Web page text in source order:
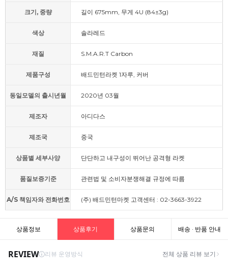
크기, 중량 길이 675mm, 무게 4U (84±3g)
색상 솔라레드
재질 S.M.A.R.T Carbon
제품구성 배드민턴라켓 1자루, 커버
동일모델의 출시년월 2020년 03월
제조자 아디다스
제조국 중국
상품별 세부사양 단단하고 내구성이 뛰어난 공격형 라켓
품질보증기준 관련법 및 소비자분쟁해결 규정에 따름
A/S 책임자와 전화번호 (주) 배드민턴마켓 고객센터 : 02-3663-3922
상품정보 상품후기 상품문의 배송 · 반품 안내